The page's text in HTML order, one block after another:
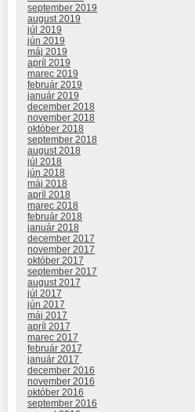
september 2019
august 2019
júl 2019
jún 2019
máj 2019
apríl 2019
marec 2019
február 2019
január 2019
december 2018
november 2018
október 2018
september 2018
august 2018
júl 2018
jún 2018
máj 2018
apríl 2018
marec 2018
február 2018
január 2018
december 2017
november 2017
október 2017
september 2017
august 2017
júl 2017
jún 2017
máj 2017
apríl 2017
marec 2017
február 2017
január 2017
december 2016
november 2016
október 2016
september 2016